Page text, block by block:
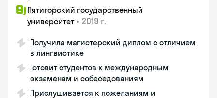
Пятигорский государственный
университет • 2019 г.
Получила магистерский диплом с отличием
в лингвистике
Готовит студентов к международным
экзаменам и собеседованиям
Прислушивается к пожеланиям и